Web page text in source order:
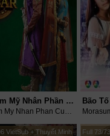
Trái Tim Mỹ Nhân Phần Cuối
Trai Tim My Nhan Phan Cuoi (2015)
Bão
VietSub + Thuyết Minh Full 73/